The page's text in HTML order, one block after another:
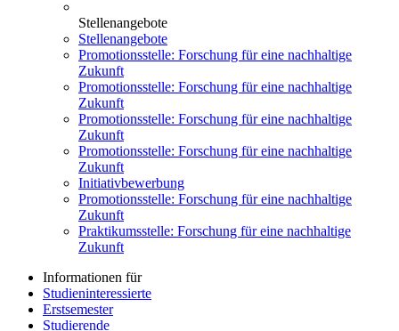
Stellenangebote
Stellenangebote
Promotionsstelle: Forschung für eine nachhaltige
Zukunft
Promotionsstelle: Forschung für eine nachhaltige
Zukunft
Promotionsstelle: Forschung für eine nachhaltige
Zukunft
Promotionsstelle: Forschung für eine nachhaltige
Zukunft
Initiativbewerbung
Promotionsstelle: Forschung für eine nachhaltige
Zukunft
Praktikumsstelle: Forschung für eine nachhaltige
Zukunft
Informationen für
Studieninteressierte
Erstsemester
Studierende